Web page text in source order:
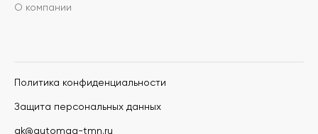
О компании
Политика конфиденциальности
Защита персональных данных
ak@automag-tmn.ru